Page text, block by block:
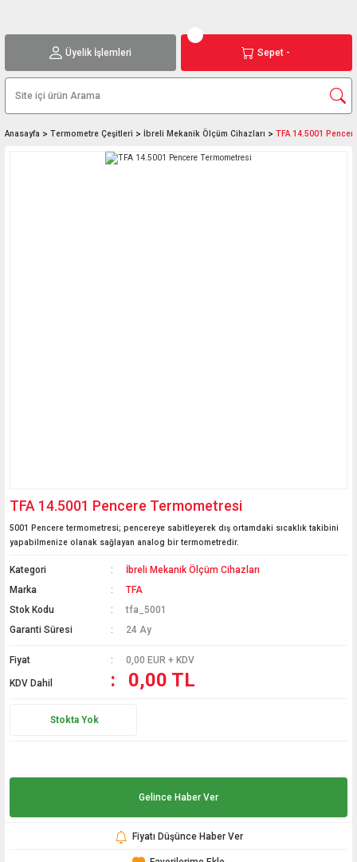
Üyelik İşlemleri Sepet -
Anasayfa Termometre Çeşitleri İbreli Mekanik Ölçüm Cihazları TFA 14.5001
TFA 14.5001 Pencere Termometresi
5001 Pencere termometresi; pencereye sabitleyerek dış ortamdaki sıcaklık takibini
yapabilmenize olanak sağlayan analog bir termometredir.
Kategori
İbreli Mekanik Ölçüm Cihazları
Marka
TFA
Stok Kodu
tfa_5001
Garanti Süresi
24 Ay
Fiyat 0,00 EUR + KDV
KDV Dahil 0,00 TL
Stokta Yok
Gelince Haber Ver
Fiyatı Düşünce Haber Ver